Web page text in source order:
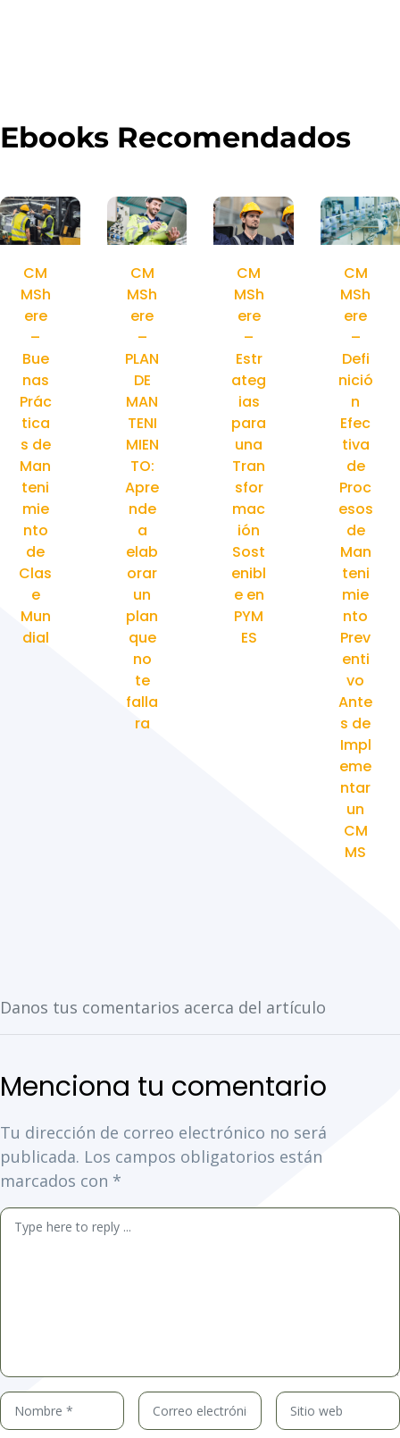
Ebooks Recomendados
CM
MSh
ere
–
Bue
nas
Prác
tica
s de
Man
teni
mie
nto
de
Clas
e
Mun
dial
CM
MSh
ere
–
PLAN
DE
MAN
TENI
MIEN
TO:
Apre
nde
a
elab
orar
un
plan
que
no
te
falla
ra
CM
MSh
ere
–
Estr
ateg
ias
para
una
Tran
sfor
mac
ión
Sost
enibl
e en
PYM
ES
CM
MSh
ere
–
Defi
nició
n
Efec
tiva
de
Proc
esos
de
Man
teni
mie
nto
Prev
enti
vo
Ante
s de
Impl
eme
ntar
un
CM
MS
Tu dirección de correo electrónico no será
publicada. Los campos obligatorios están
marcados con *
Comentario
Nombre
*
Correo
electrónico
Sitio
web